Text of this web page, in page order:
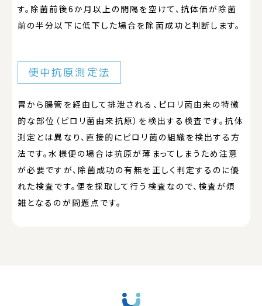
す。除菌前後6か月以上の間隔を空けて、抗体価が除菌
前の半分以下に低下した場合を除菌成功と判断します。
便中抗原測定法
胃から腸管を経由して排泄される、ピロリ菌由来の特徴
的な部位（ピロリ菌由来抗原）を検出する検査です。抗体
測定とは異なり、直接的にピロリ菌の組織を検出する方
法です。水様便の場合は抗原が薄まってしまうため注意
が必要ですが、除菌成功の有無を正しく判定するのに優
れた検査です。便を採取して行う検査なので、検査が煩
雑となるのが問題点です。